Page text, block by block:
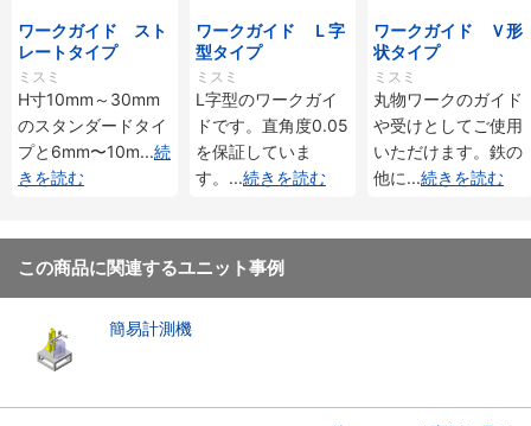
ワークガイド スト
レートタイプ
ミスミ
H寸10mm～30mm
のスタンダードタイ
プと6mm〜10m...続
きを読む
ワークガイド Ｌ字
型タイプ
ミスミ
L字型のワークガイ
ドです。直角度0.05
を保証していま
す。 ...続きを読む
ワークガイド Ｖ形
状タイプ
ミスミ
丸物ワークのガイド
や受けとしてご使用
いただけます。鉄の
他に...続きを読む
この商品に関連するユニット事例
簡易計測機